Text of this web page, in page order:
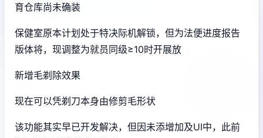
育仓库尚未确装
保健室原本计划处于特决际机解锁，但为法便进度报告
版体将，现调整为就员同级≥10时开展放
新增毛剃除效果
现在可以凭剃刀本身由修剪毛形状
该功能其实早已开发解决，但因未添增加及UI中，此前